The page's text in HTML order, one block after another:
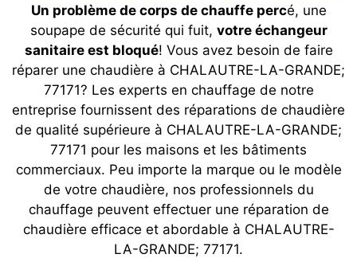
Un problème de corps de chauffe percé, une
soupape de sécurité qui fuit, votre échangeur
sanitaire est bloqué! Vous avez besoin de faire
réparer une chaudière à CHALAUTRE-LA-GRANDE;
77171? Les experts en chauffage de notre
entreprise fournissent des réparations de chaudière
de qualité supérieure à CHALAUTRE-LA-GRANDE;
77171 pour les maisons et les bâtiments
commerciaux. Peu importe la marque ou le modèle
de votre chaudière, nos professionnels du
chauffage peuvent effectuer une réparation de
chaudière efficace et abordable à CHALAUTRE-
LA-GRANDE; 77171.